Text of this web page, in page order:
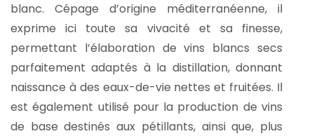
blanc. Cépage d’origine méditerranéenne, il
exprime ici toute sa vivacité et sa finesse,
permettant l’élaboration de vins blancs secs
parfaitement adaptés à la distillation, donnant
naissance à des eaux-de-vie nettes et fruitées. Il
est également utilisé pour la production de vins
de base destinés aux pétillants, ainsi que, plus